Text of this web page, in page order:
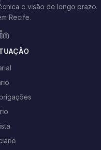
e visão de longo prazo.
Recife.